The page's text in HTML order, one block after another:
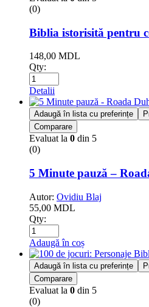
(0)
Biblia istorisită pentru
148,00 MDL
Qty:
Detalii
Adaugă în lista cu preferințe
Comparare
Evaluat la 0 din 5
(0)
5 Minute pauză –
Autor: Ovidiu Blaj
55,00 MDL
Qty:
Adaugă în coș
Adaugă în lista cu preferințe
Comparare
Evaluat la 0 din 5
(0)